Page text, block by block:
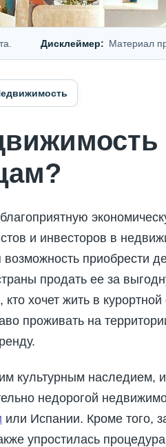
Дисклеймер: Материал
и инвесторов в
возможность приобрести
продать ее за
хочет жить в
проживать на
культурным наследием,
недорогой
или Испании. Кроме того,
упростилась